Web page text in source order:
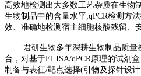
高效地检测出大多数工艺杂质在生物
生物制品中的含量水平;qPCR检测方
效、准确地检测宿主细胞核酸残留、
君研生物多年深耕生物制品质
台，对基于ELISA/qPCR原理的试剂
制备与表征/靶点选择(引物及探针设